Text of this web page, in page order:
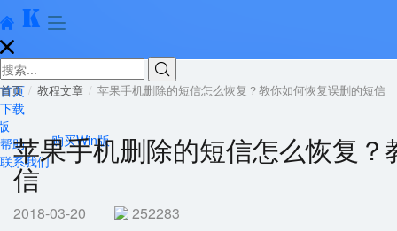
  


首页
下载
购买Win版
帮助
联系我们
首页 教程文章 苹果手机删除的短信怎么恢复？教你如何恢复误删的短信
苹果手机删除的短信怎么恢复
信
2018-03-20 252283